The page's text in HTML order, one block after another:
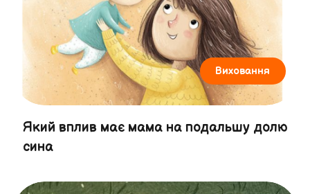
Виховання
Який вплив має мама на подальшу долю
сина